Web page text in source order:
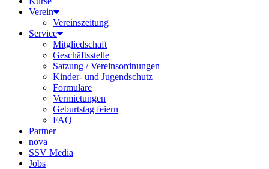
Verein
Vereinszeitung
Service
Mitgliedschaft
Geschäftsstelle
Satzung / Vereinsordnungen
Kinder- und Jugendschutz
Formulare
Vermietungen
Geburtstag feiern
FAQ
Partner
nova
SSV Media
Jobs